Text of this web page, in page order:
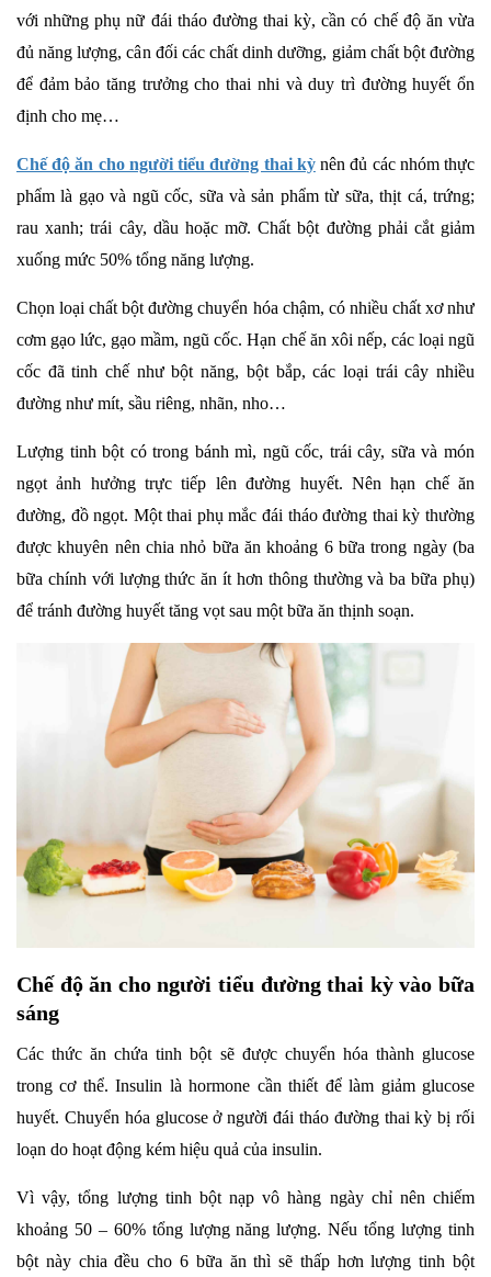
với những phụ nữ đái tháo đường thai kỳ, cần có chế độ ăn vừa
đủ năng lượng, cân đối các chất dinh dưỡng, giảm chất bột đường
để đảm bảo tăng trưởng cho thai nhi và duy trì đường huyết ổn
định cho mẹ…
Chế độ ăn cho người tiểu đường thai kỳnên đủ các nhóm thực
phẩm là gạo và ngũ cốc, sữa và sản phẩm từ sữa, thịt cá, trứng;
rau xanh; trái cây, dầu hoặc mỡ. Chất bột đường phải cắt giảm
xuống mức 50% tổng năng lượng.
Chọn loại chất bột đường chuyển hóa chậm, có nhiều chất xơ như
cơm gạo lức, gạo mầm, ngũ cốc. Hạn chế ăn xôi nếp, các loại ngũ
cốc đã tinh chế như bột năng, bột bắp, các loại trái cây nhiều
đường như mít, sầu riêng, nhãn, nho…
Lượng tinh bột có trong bánh mì, ngũ cốc, trái cây, sữa và món
ngọt ảnh hưởng trực tiếp lên đường huyết. Nên hạn chế ăn
đường, đồ ngọt. Một thai phụ mắc đái tháo đường thai kỳ thường
được khuyên nên chia nhỏ bữa ăn khoảng 6 bữa trong ngày (ba
bữa chính với lượng thức ăn ít hơn thông thường và ba bữa phụ)
để tránh đường huyết tăng vọt sau một bữa ăn thịnh soạn.
Chế độ ăn cho người tiểu đường thai kỳ vào bữa
sáng
Các thức ăn chứa tinh bột sẽ được chuyển hóa thành glucose
trong cơ thể. Insulin là hormone cần thiết để làm giảm glucose
huyết. Chuyển hóa glucose ở người đái tháo đường thai kỳ bị rối
loạn do hoạt động kém hiệu quả của insulin.
Vì vậy, tổng lượng tinh bột nạp vô hàng ngày chỉ nên chiếm
khoảng 50 – 60% tổng lượng năng lượng. Nếu tổng lượng tinh
bột này chia đều cho 6 bữa ăn thì sẽ thấp hơn lượng tinh bột